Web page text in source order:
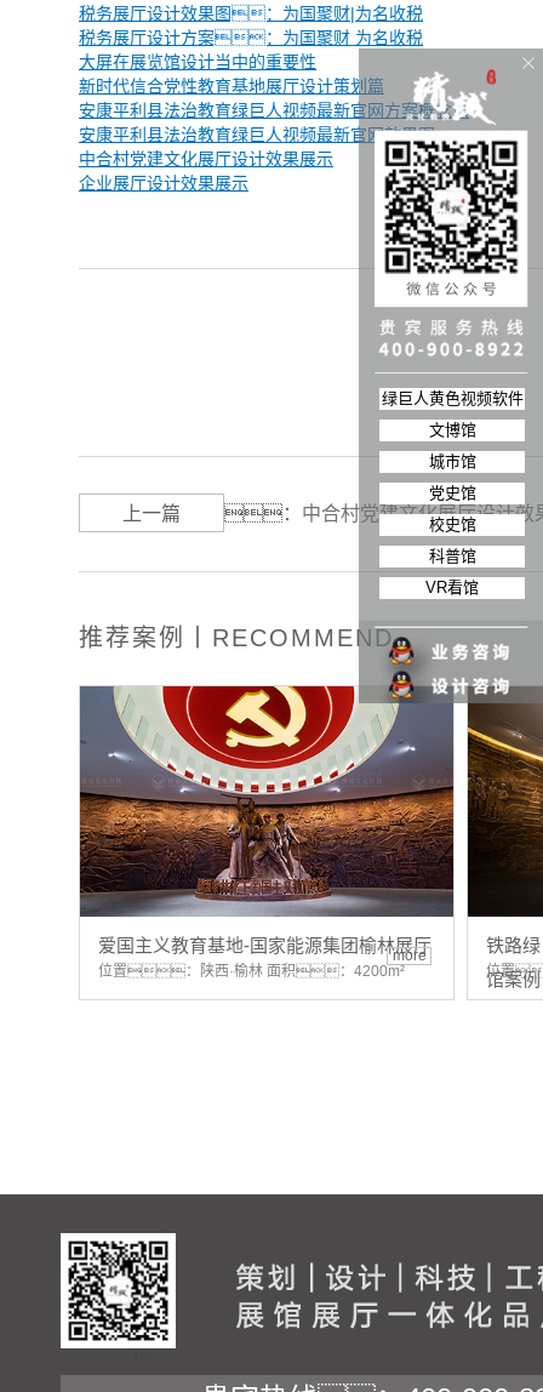
税务展厅设计效果图：为国聚财|为名收税
税务展厅设计方案：为国聚财 为名收税
大屏在展览馆设计当中的重要性
新时代信合党性教育基地展厅设计策划篇
安康平利县法治教育绿巨人视频最新官网方案概念篇
安康平利县法治教育绿巨人视频最新官网效果图
中合村党建文化展厅设计效果展示
企业展厅设计效果展示
上一篇 ： 中合村党建文化展厅设计效
推荐案例丨RECOMMEND
爱国主义教育基地-国家能源集团榆林展厅
位置：陕西·榆林 面积：4200m²
more
铁路
馆案例
位置
绿巨人黄色视频软件
文博馆
城市馆
党史馆
校史馆
科普馆
VR看馆